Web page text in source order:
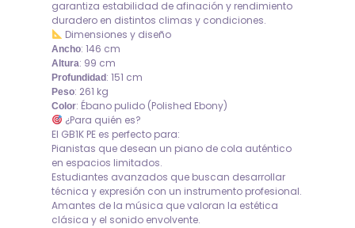
garantiza estabilidad de afinación y rendimiento
duradero en distintos climas y condiciones.
Dimensiones y diseño
Ancho: 146 cm
Altura: 99 cm
Profundidad : 151 cm
Peso: 261 kg
Color: Ébano pulido (Polished Ebony)
¿Para quién es?
El GB1K PE es perfecto para:
Pianistas que desean un piano de cola auténtico
en espacios limitados.
Estudiantes avanzados que buscan desarrollar
técnica y expresión con un instrumento profesional.
Amantes de la música que valoran la estética
clásica y el sonido envolvente.